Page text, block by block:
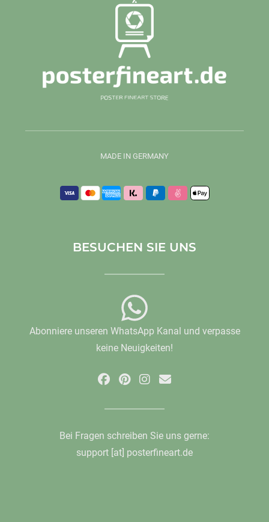
MADE IN GERMANY
BESUCHEN SIE UNS
Abonniere unseren WhatsApp Kanal und verpasse
keine Neuigkeiten!
Bei Fragen schreiben Sie uns gerne:
support [at] posterfineart.de